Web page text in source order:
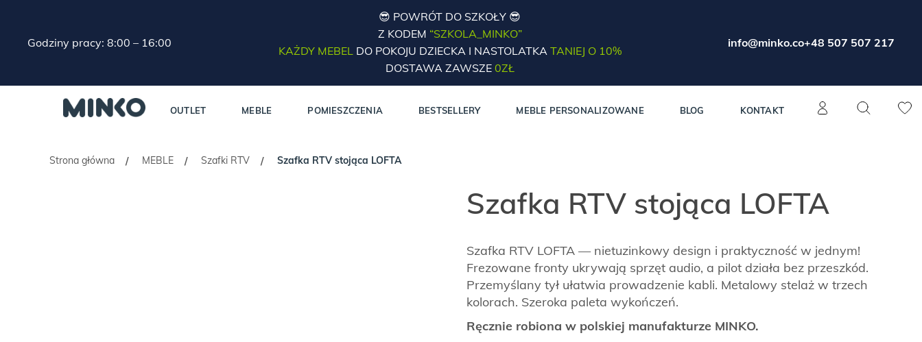
Godziny pracy: 8:00 – 16:00
😎 POWRÓT DO SZKOŁY 😎
Z KODEM “SZKOLA_MINKO”
KAŻDY MEBELDO POKOJU DZIECKA I NASTOLATKATANIEJ O 10%
DOSTAWA ZAWSZE 0ZŁ
info@minko.co+48 507 507 217
OUTLET MEBLE POMIESZCZENIA BESTSELLERY MEBLE PERSONALIZOWANE BLOG KONTAKT
Strona główna / MEBLE / Szafki RTV / Szafka RTV stojąca LOFTA
Szafka RTV stojąca LOFTA
Szafka RTV LOFTA — nietuzinkowy design i praktyczność w jednym!
Frezowane fronty ukrywają sprzęt audio, a pilot działa bez przeszkód.
Przemyślany tył ułatwia prowadzenie kabli. Metalowy stelaż w trzech
kolorach. Szeroka paleta wykończeń.
Ręcznie robiona w polskiej manufakturze MINKO.